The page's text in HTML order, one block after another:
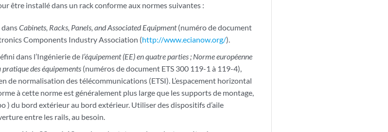
être installé dans un rack conforme aux normes suivantes :
dansCabinets, Racks, Panels, and Associated Equipment(numéro de document
Components Industry Association (http://www.ecianow.org/).
dans l’Ingénierie de l’équipement (EE) en quatre parties ; Norme européenne
des équipements (numéros de document ETS 300 119-1 à 119-4),
de normalisation des télécommunications (ETSI). L’espacement horizontal
à cette norme est généralement plus large que les supports de montage,
) du bord extérieur au bord extérieur. Utiliser des dispositifs d’aile
entre les rails, au besoin.